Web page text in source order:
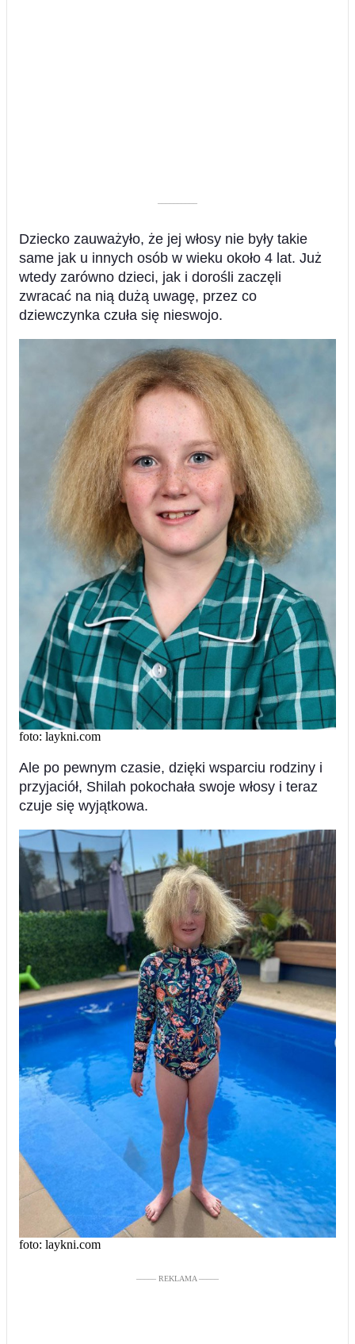
––––––––––
Dziecko zauważyło, że jej włosy nie były takie
same jak u innych osób w wieku około 4 lat. Już
wtedy zarówno dzieci, jak i dorośli zaczęli
zwracać na nią dużą uwagę, przez co
dziewczynka czuła się nieswojo.
foto: laykni.com
Ale po pewnym czasie, dzięki wsparciu rodziny i
przyjaciół, Shilah pokochała swoje włosy i teraz
czuje się wyjątkowa.
foto: laykni.com
––––– REKLAMA –––––